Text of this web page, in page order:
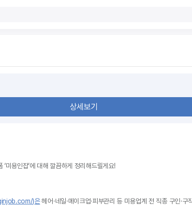
상세보기
미용인잡’에 대해 깔끔하게 정리해드릴게요!
)은 헤어·네일·메이크업·피부관리 등 미용업계 전 직종 구인·구